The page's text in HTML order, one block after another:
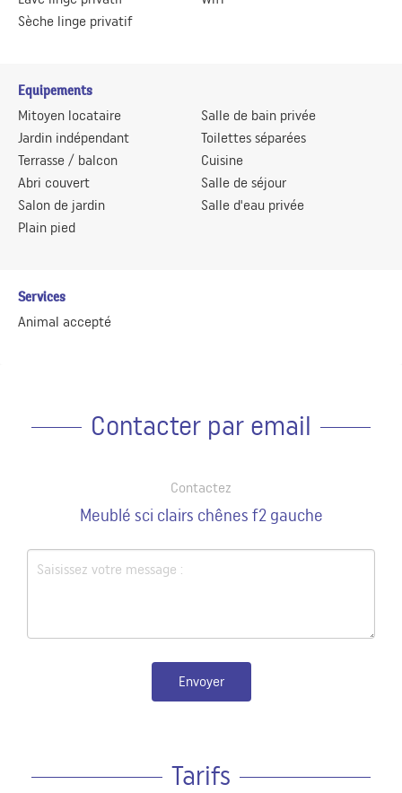
Sèche linge privatif
Equipements
Mitoyen locataire
Jardin indépendant
Terrasse / balcon
Abri couvert
Salon de jardin
Plain pied
Salle de bain privée
Toilettes séparées
Cuisine
Salle de séjour
Salle d'eau privée
Services
Animal accepté
Contacter par email
Contactez
Meublé sci clairs chênes f2 gauche
Envoyer
Tarifs